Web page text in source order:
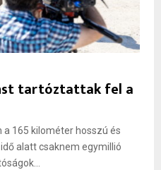
tartóztattak fel a
a 165 kilométer hosszú és
alatt csaknem egymillió